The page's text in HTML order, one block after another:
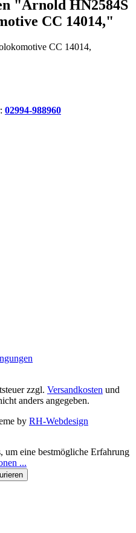
"Arnold HN2584S
CC 14014,"
CC 14014,
02994-988960
zzgl. Versandkosten und
anders angegeben.
by RH-Webdesign
um eine bestmögliche Erfahrung
...